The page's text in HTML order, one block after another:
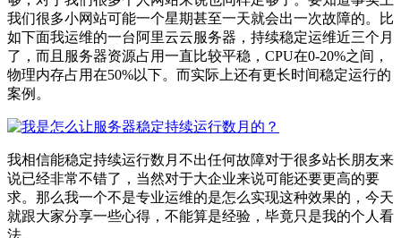
我们很多小网站可能一个星期甚至一天就会出一次故障的。比
如下面我运维的一台阿里云云服务器，持续稳定运维近三个月
了，而且服务器资源占用一直比较平稳，CPU在0-20%之间，
物理内存占用在50%以下。而实际上还有更长时间稳定运行的
案例。
我相信能稳定持续运行数月不出任何故障对于很多站长朋友来
说已经非常不错了，当然对于大企业来说可能还要更高的要
求。那么我一个不是专业运维的是怎么实现这种效果的，今天
就跟大家分享一些心得，不能算是经验，毕竟只是我的个人看
法。